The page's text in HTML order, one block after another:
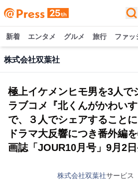
新着 エンタメ グルメ 旅行 ファッ
株式会社双葉社
極上イケメンヒモ男を3人で
ラブコメ『北くんがかわい
で、３人でシェアすること
ドラマ大反響につき番外編
画誌「JOUR10月号」9月2
株式会社双葉社サービス